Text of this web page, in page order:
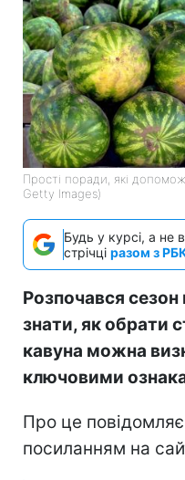
Прості поради, які
Getty Images)
Будь у курсі, а не
стрічці разом з
Розпочався сезон
знати, як обрати
кавуна можна
ключовими
Про це повідомляє
посиланням на